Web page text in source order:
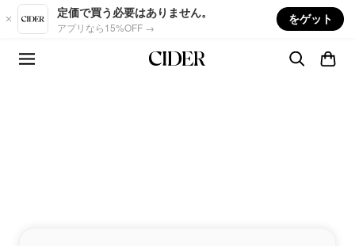
Skip to main content
定価で買う必要はありません。
アプリなら15%OFF →
をゲット